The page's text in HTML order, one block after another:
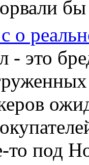
бы
о
- это
то под